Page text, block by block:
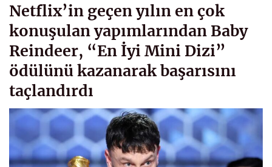
Netflix’in geçen yılın en çok
konuşulan yapımlarından Baby
Reindeer, “En İyi Mini Dizi”
ödülünü kazanarak başarısını
taçlandırdı